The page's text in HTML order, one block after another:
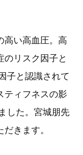
高い高血圧。高
のリスク因子と
子と認識されて
ティフネスの影
した。宮城朋先
きます。